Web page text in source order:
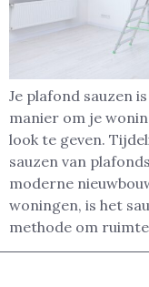
Je plafond sauzen
manier om je
look te geven.
sauzen van
moderne
woningen, is het
methode om